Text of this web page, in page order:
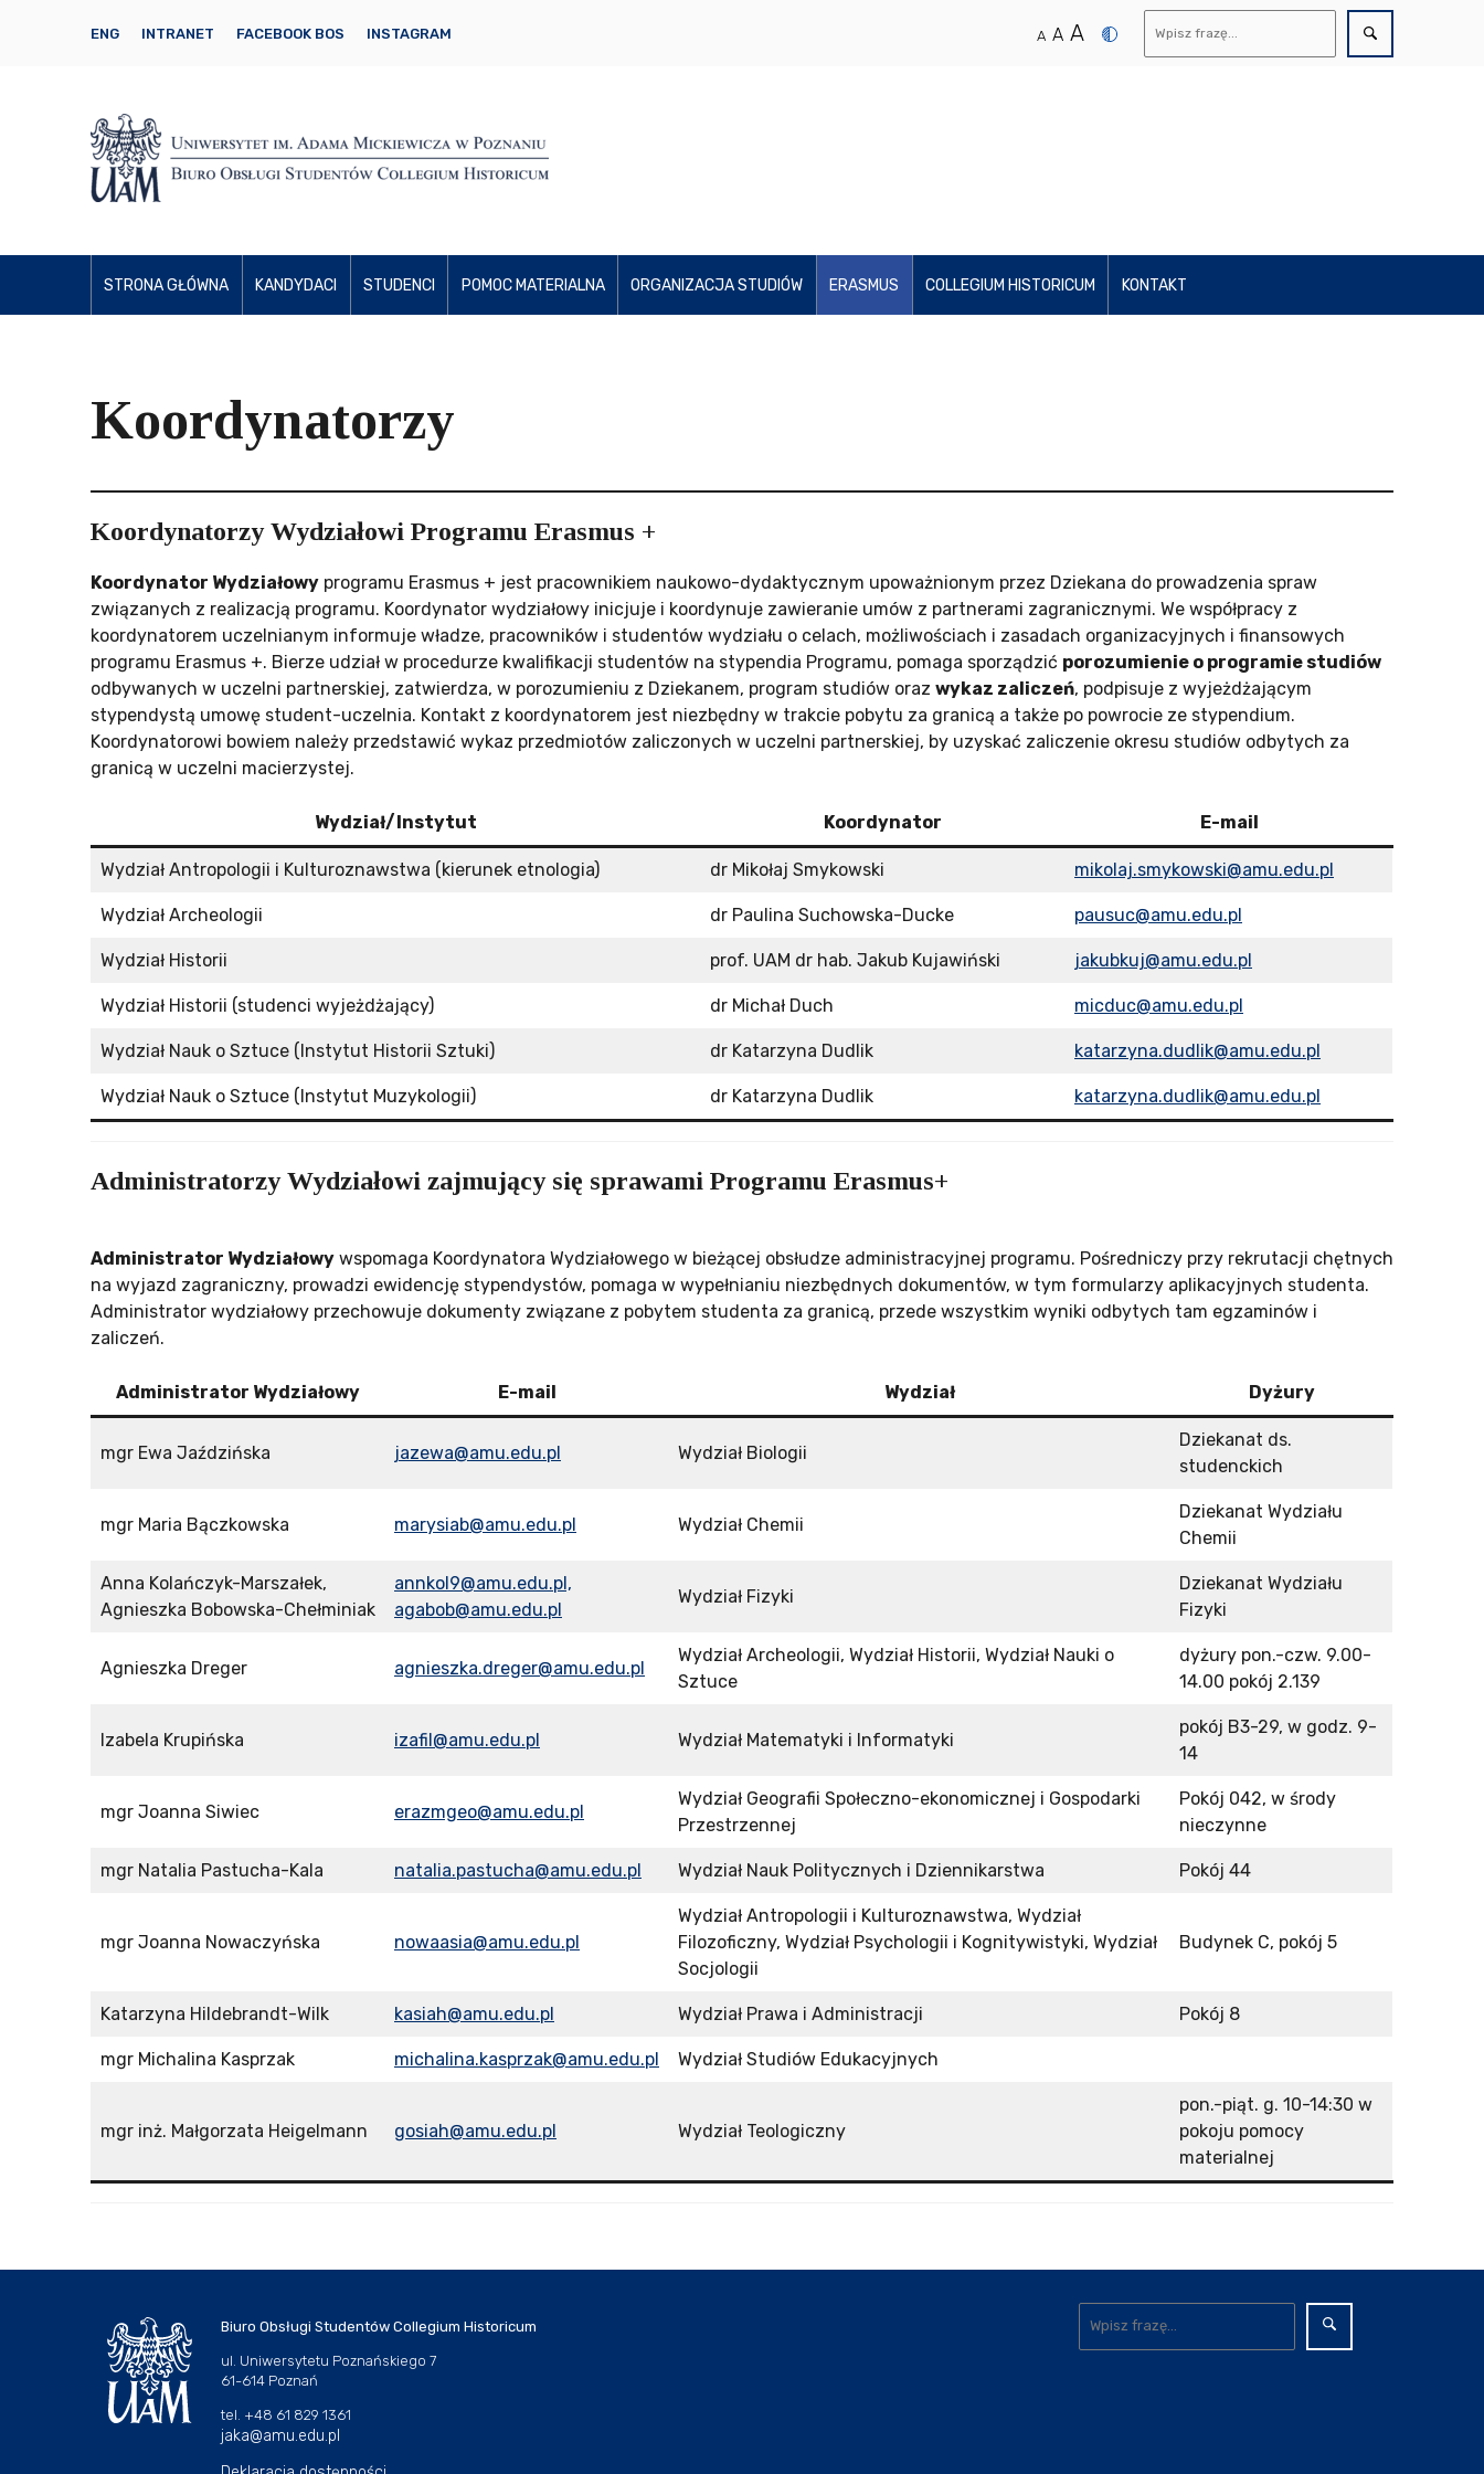
ENG INTRANET FACEBOOK BOS INSTAGRAM A A A
STRONA GŁÓWNA KANDYDACI STUDENCI POMOC MATERIALNA ORGANIZACJA STUDIÓW ERASMUS COLLEGIUM HISTORICUM KONTAKT
Koordynatorzy
Koordynatorzy Wydziałowi Programu Erasmus +
Koordynator Wydziałowy programu Erasmus + jest pracownikiem naukowo-dydaktycznym upoważnionym przez Dziekana do prowadzenia spraw
związanych z realizacją programu. Koordynator wydziałowy inicjuje i koordynuje zawieranie umów z partnerami zagranicznymi. We współpracy z
koordynatorem uczelnianym informuje władze, pracowników i studentów wydziału o celach, możliwościach i zasadach organizacyjnych i finansowych
programu Erasmus +. Bierze udział w procedurze kwalifikacji studentów na stypendia Programu, pomaga sporządzić porozumienie o programie studiów
odbywanych w uczelni partnerskiej, zatwierdza, w porozumieniu z Dziekanem, program studiów oraz wykaz zaliczeń, podpisuje z wyjeżdżającym
stypendystą umowę student-uczelnia. Kontakt z koordynatorem jest niezbędny w trakcie pobytu za granicą a także po powrocie ze stypendium.
Koordynatorowi bowiem należy przedstawić wykaz przedmiotów zaliczonych w uczelni partnerskiej, by uzyskać zaliczenie okresu studiów odbytych za
granicą w uczelni macierzystej.
Wydział/Instytut Koordynator E-mail
Wydział Antropologii i Kulturoznawstwa (kierunek etnologia) dr Mikołaj Smykowski mikolaj.smykowski@amu.edu.pl
Wydział Archeologii dr Paulina Suchowska-Ducke pausuc@amu.edu.pl
Wydział Historii prof. UAM dr hab. Jakub Kujawiński jakubkuj@amu.edu.pl
Wydział Historii (studenci wyjeżdżający) dr Michał Duch micduc@amu.edu.pl
Wydział Nauk o Sztuce (Instytut Historii Sztuki) dr Katarzyna Dudlik katarzyna.dudlik@amu.edu.pl
Wydział Nauk o Sztuce (Instytut Muzykologii) dr Katarzyna Dudlik katarzyna.dudlik@amu.edu.pl
Administratorzy Wydziałowi zajmujący się sprawami Programu Erasmus+
Administrator Wydziałowy wspomaga Koordynatora Wydziałowego w bieżącej obsłudze administracyjnej programu. Pośredniczy przy rekrutacji chętnych
na wyjazd zagraniczny, prowadzi ewidencję stypendystów, pomaga w wypełnianiu niezbędnych dokumentów, w tym formularzy aplikacyjnych studenta.
Administrator wydziałowy przechowuje dokumenty związane z pobytem studenta za granicą, przede wszystkim wyniki odbytych tam egzaminów i
zaliczeń.
Administrator Wydziałowy E-mail Wydział Dyżury
mgr Ewa Jaździńska jazewa@amu.edu.pl Wydział Biologii
Dziekanat ds.
studenckich
mgr Maria Bączkowska marysiab@amu.edu.pl Wydział Chemii
Dziekanat Wydziału
Chemii
Anna Kolańczyk-Marszałek,
Agnieszka Bobowska-Chełminiak
annkol9@amu.edu.pl,
agabob@amu.edu.pl
Wydział Fizyki
Dziekanat Wydziału
Fizyki
Agnieszka Dreger agnieszka.dreger@amu.edu.pl
Wydział Archeologii, Wydział Historii, Wydział Nauki o
Sztuce
dyżury pon.-czw. 9.00-
14.00 pokój 2.139
Izabela Krupińska izafil@amu.edu.pl Wydział Matematyki i Informatyki
pokój B3-29, w godz. 9-
14
mgr Joanna Siwiec erazmgeo@amu.edu.pl
Wydział Geografii Społeczno-ekonomicznej i Gospodarki
Przestrzennej
Pokój 042, w środy
nieczynne
mgr Natalia Pastucha-Kala natalia.pastucha@amu.edu.pl Wydział Nauk Politycznych i Dziennikarstwa Pokój 44
mgr Joanna Nowaczyńska nowaasia@amu.edu.pl
Wydział Antropologii i Kulturoznawstwa, Wydział
Filozoficzny, Wydział Psychologii i Kognitywistyki, Wydział
Socjologii
Budynek C, pokój 5
Katarzyna Hildebrandt-Wilk kasiah@amu.edu.pl Wydział Prawa i Administracji Pokój 8
mgr Michalina Kasprzak michalina.kasprzak@amu.edu.pl Wydział Studiów Edukacyjnych
mgr inż. Małgorzata Heigelmann gosiah@amu.edu.pl Wydział Teologiczny
pon.-piąt. g. 10-14:30 w
pokoju pomocy
materialnej
Biuro Obsługi Studentów Collegium Historicum
ul. Uniwersytetu Poznańskiego 7
61-614 Poznań
tel. +48 61 829 1361
jaka@amu.edu.pl